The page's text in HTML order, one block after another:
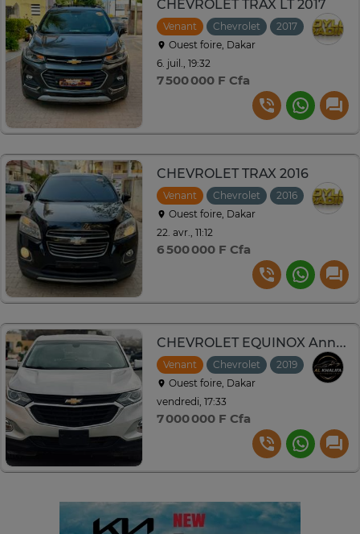
CHEVROLET TRAX LT 2017
Venant Chevrolet 2017
Ouest foire, Dakar
6. juil., 19:32
7 500 000 F Cfa
CHEVROLET TRAX 2016
Venant Chevrolet 2016
Ouest foire, Dakar
22. avr., 11:12
6 500 000 F Cfa
CHEVROLET EQUINOX Année : 2019
Venant Chevrolet 2019
Ouest foire, Dakar
vendredi, 17:33
7 000 000 F Cfa